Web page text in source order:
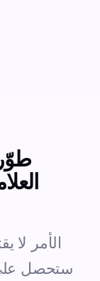
الأمر
ستحصل على